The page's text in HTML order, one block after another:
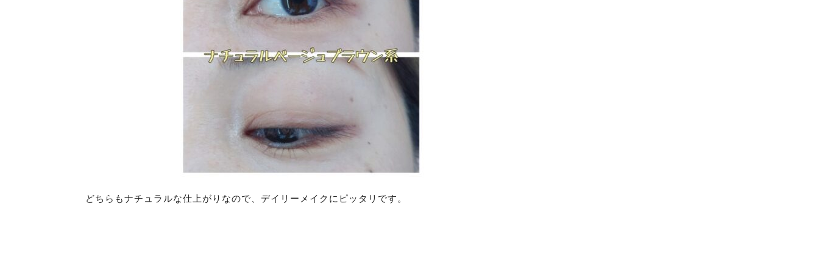
どちらもナチュラルな仕上がりなので、デイリーメイクにピッタリです。